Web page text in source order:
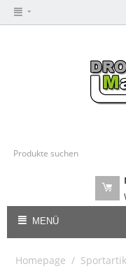
MENÜ
Homepage /